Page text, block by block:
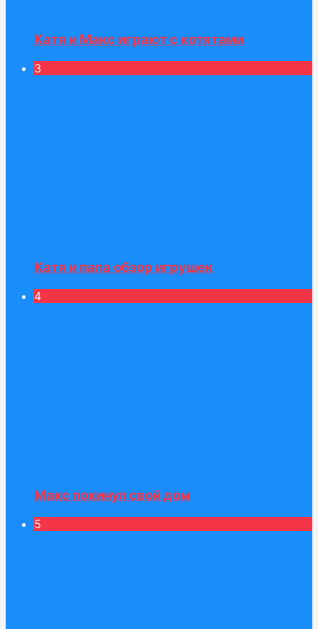
Катя и Макс играют с котятами
3
Катя и папа обзор игрушек
4
Макс покинул свой дом
5